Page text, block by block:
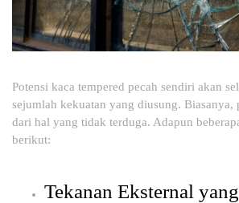
Potensi kaca tempered pecah sendiri akan
sejumlah kekuatan yang diusung. Biasanya,
dari hal yang tidak terduga. Adapun
berikut:
Tekanan Eksternal